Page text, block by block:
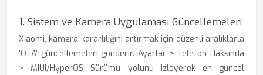
1. Sistem ve Kamera Uygulaması Güncellemeleri
Xiaomi, kamera kararlılığını artırmak için düzenli aralıklarla
'OTA' güncellemeleri gönderir. Ayarlar > Telefon Hakkında
> MIUI/HyperOS Sürümü yolunu izleyerek en güncel